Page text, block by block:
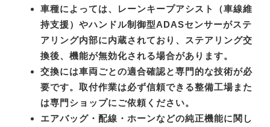
車種によっては、レーンキープアシスト（車線維
持支援）やハンドル制御型ADASセンサーがステ
アリング内部に内蔵されており、ステアリング交
換後、機能が無効化される場合があります。
交換には車両ごとの適合確認と専門的な技術が必
要です。取付作業は必ず信頼できる整備工場また
は専門ショップにご依頼ください。
エアバッグ・配線・ホーンなどの純正機能に関し